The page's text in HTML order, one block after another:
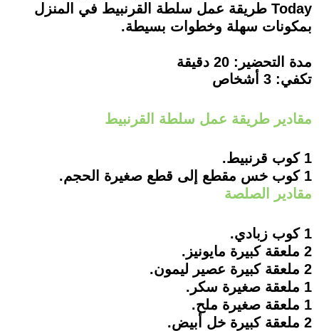
Today طريقة عمل سلطة القرنبيط في المنزل
بمكونات سهلة وخطوات بسيطة.
مدة التحضير: 20 دقيقة
تكفي: 3 أشخاص
مقادير طريقة عمل سلطة القرنبيط
1 كوب قرنبيط.
1 كوب خس مقطع إلى قطع صغيرة الحجم.
مقادير الصلصة
1 كوب زبادي.
2 ملعقة كبيرة مايونيز.
2 ملعقة كبيرة عصير ليمون.
1 ملعقة صغيرة سكر.
1 ملعقة صغيرة ملح.
2 ملعقة كبيرة خل أبيض.